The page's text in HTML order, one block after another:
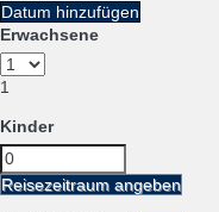
Datum hinzufügen
Erwachsene
1
Kinder
Reisezeitraum angeben